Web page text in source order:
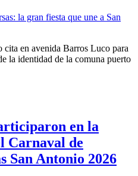
cita en avenida Barros Luco para
la identidad de la comuna puerto
en la
Carnaval de
San Antonio 2026